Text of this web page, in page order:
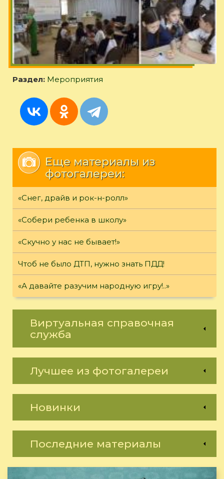
Раздел: Мероприятия
Еще материалы из
фотогалереи:
«Снег, драйв и рок-н-ролл»
«Собери ребенка в школу»
«Скучно у нас не бывает!»
Чтоб не было ДТП, нужно знать ПДД!
«А давайте разучим народную игру!..»
Виртуальная справочная
служба
Лучшее из фотогалереи
Новинки
Последние материалы